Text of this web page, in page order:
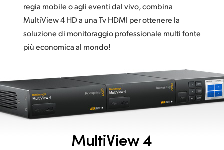
Turkey
UAE
United Kingdom
United States
regia mobile o agli eventi dal vivo, combina
MultiView 4 HD a una Tv HDMI per ottenere la
soluzione di monitoraggio professionale multi fonte
più economica al mondo!
MultiView 4